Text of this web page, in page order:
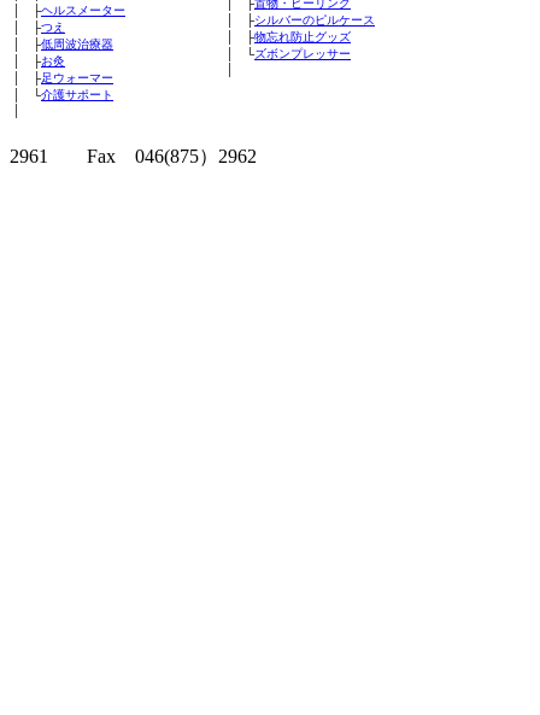
│ ├ヘルスメーター
│ ├つえ
│ ├低周波治療器
│ ├お灸
│ ├足ウォーマー
│ └介護サポート
│ ├置物・ヒーリング
│ ├シルバーのピルケース
│ ├物忘れ防止グッズ
│ └ズボンプレッサー
2961 Fax 046(875）2962